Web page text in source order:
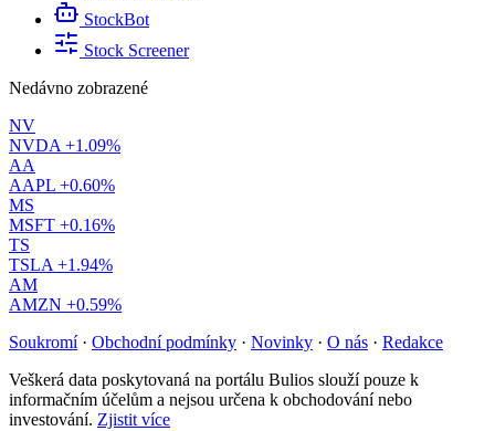
StockBot
Stock Screener
Nedávno zobrazené
NV
NVDA +1.09%
AA
AAPL +0.60%
MS
MSFT +0.16%
TS
TSLA +1.94%
AM
AMZN +0.59%
Soukromí · Obchodní podmínky · Novinky · O nás · Redakce
Veškerá data poskytovaná na portálu Bulios slouží pouze k
informačním účelům a nejsou určena k obchodování nebo
investování. Zjistit více